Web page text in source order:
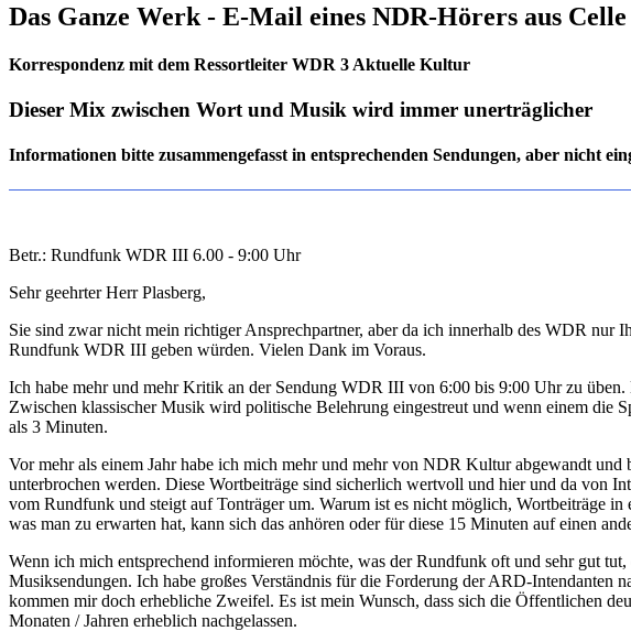
Das Ganze Werk - E-Mail eines NDR-Hörers aus Celle
Korrespondenz mit dem Ressortleiter WDR 3 Aktuelle Kultur
Dieser Mix zwischen Wort und Musik wird immer unerträglicher
Informationen bitte zusammengefasst in entsprechenden Sendungen, aber nicht
Betr.: Rundfunk WDR III 6.00 - 9:00 Uhr
Sehr geehrter Herr Plasberg,
Sie sind zwar nicht mein richtiger Ansprechpartner, aber da ich innerhalb des WDR
Rundfunk WDR III geben würden. Vielen Dank im Voraus.
Ich habe mehr und mehr Kritik an der Sendung WDR III von 6:00 bis 9:00 Uhr zu
Zwischen klassischer Musik wird politische Belehrung eingestreut und wenn einem die
als 3 Minuten.
Vor mehr als einem Jahr habe ich mich mehr und mehr von NDR Kultur abgewandt
unterbrochen werden. Diese Wortbeiträge sind sicherlich wertvoll und hier und da von
vom Rundfunk und steigt auf Tonträger um. Warum ist es nicht möglich, Wortbeiträge
was man zu erwarten hat, kann sich das anhören oder für diese 15 Minuten auf einen
Wenn ich mich entsprechend informieren möchte, was der Rundfunk oft und sehr gut
Musiksendungen. Ich habe großes Verständnis für die Forderung der ARD-Intendanten
kommen mir doch erhebliche Zweifel. Es ist mein Wunsch, dass sich die Öffentlichen
Monaten / Jahren erheblich nachgelassen.